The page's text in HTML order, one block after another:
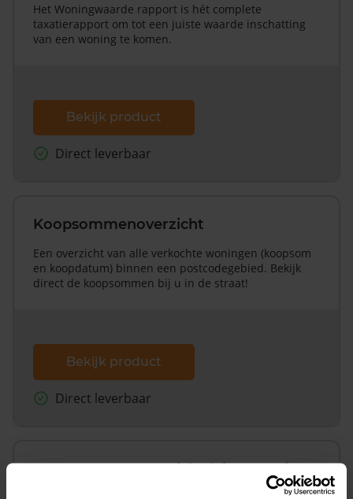
Het Woningwaarde rapport is hét complete
taxatierapport om tot een juiste waarde inschatting
van een woning te komen.
Bekijk product
Direct leverbaar
Koopsommenoverzicht
Een overzicht van alle verkochte woningen (koopsom
en koopdatum) binnen een postcodegebied. Bekijk
direct de koopsommen bij u in de straat!
Bekijk product
Direct leverbaar
Koopsommenoverzicht (1 jaar gratis